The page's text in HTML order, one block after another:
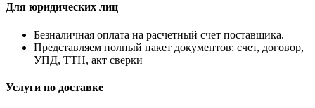
Для юридических лиц
Безналичная оплата на расчетный счет поставщика.
Представляем полный пакет документов: счет, договор,
УПД, ТТН, акт сверки
Услуги по доставке